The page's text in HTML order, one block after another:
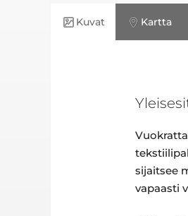
Kuvat Kartta
sijaitsee
vapaasti